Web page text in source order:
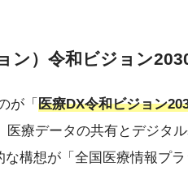
ン）令和ビジョン
が「 医療DX令和ビジョン
医療データの共有とデジタ
構想が「全国医療情報プラ